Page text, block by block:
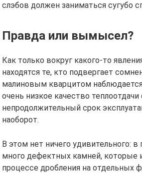
слэбов должен заниматься сугубо
Правда или вымысел?
Как только вокруг какого-то
находятся те, кто подвергает
малиновым кварцитом
очень низкое качество
непродолжительный срок
наоборот.
В этом нет ничего удивительного:
много дефектных камней, которые
процессе дробления на отдельных